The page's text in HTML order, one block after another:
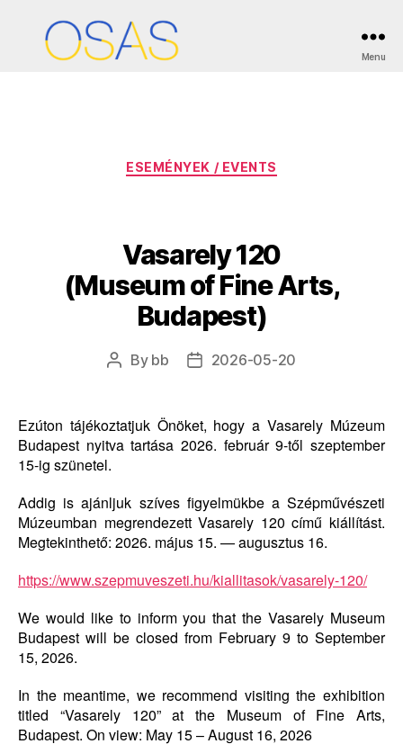
Menu
Month:
Categories
ESEMÉNYEK / EVENTS
Vasarely 120
(Museum of Fine Arts,
Budapest)
PostBy bb
Post2026-05-20
Ezúton tájékoztatjuk Önöket, hogy a Vasarely Múzeum
Budapest nyitva tartása 2026. február 9-től szeptember
15-ig szünetel.
Addig is ajánljuk szíves figyelmükbe a Szépművészeti
Múzeumban megrendezett Vasarely 120 című kiállítást.
Megtekinthető: 2026. május 15. — augusztus 16.
https://www.szepmuveszeti.hu/kiallitasok/vasarely-120/
We would like to inform you that the Vasarely Museum
Budapest will be closed from February 9 to September
15, 2026.
In the meantime, we recommend visiting the exhibition
titled “Vasarely 120” at the Museum of Fine Arts,
Budapest. On view: May 15 – August 16, 2026